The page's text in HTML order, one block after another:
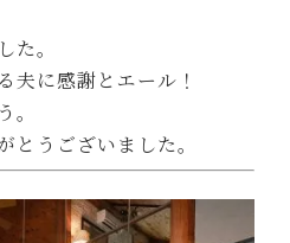
た。
夫に感謝とエール！
とうございました。